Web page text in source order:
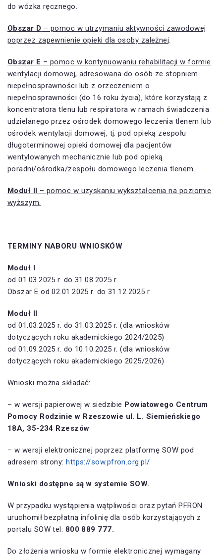
do wózka ręcznego.
Obszar D – pomoc w utrzymaniu aktywności zawodowej
poprzez zapewnienie opieki dla osoby zależnej.
Obszar E – pomoc w kontynuowaniu rehabilitacji w formie
wentylacji domowej, adresowana do osób ze stopniem
niepełnosprawności lub z orzeczeniem o
niepełnosprawności (do 16 roku życia), które korzystają z
koncentratora tlenu lub respiratora w ramach świadczenia
udzielanego przez ośrodek domowego leczenia tlenem lub
ośrodek wentylacji domowej, tj. pod opieką zespołu
długoterminowej opieki domowej dla pacjentów
wentylowanych mechanicznie lub pod opieką
poradni/ośrodka/zespołu domowego leczenia tlenem.
Moduł II – pomoc w uzyskaniu wykształcenia na poziomie
wyższym.
TERMINY NABORU WNIOSKÓW
Moduł I
od 01.03.2025 r. do 31.08.2025 r.
Obszar E od 02.01.2025 r. do 31.12.2025 r.
Moduł II
od 01.03.2025 r. do 31.03.2025 r. (dla wniosków
dotyczących roku akademickiego 2024/2025)
od 01.09.2025 r. do 10.10.2025 r. (dla wniosków
dotyczących roku akademickiego 2025/2026)
Wnioski można składać:
– w wersji papierowej w siedzibie Powiatowego Centrum
Pomocy Rodzinie w Rzeszowie ul. L. Siemieńskiego
18A, 35-234 Rzeszów
– w wersji elektronicznej poprzez platformę SOW pod
adresem strony:https://sow.pfron.org.pl/
Wnioski dostępne są w systemie SOW.
W przypadku wystąpienia wątpliwości oraz pytań PFRON
uruchomił bezpłatną infolinię dla osób korzystających z
portalu SOW tel: 800 889 777.
Do złożenia wniosku w formie elektronicznej wymagany